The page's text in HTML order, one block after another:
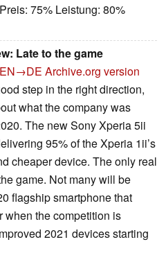
75% Leistung: 80%
Late to the game
EN→DE Archive.org version
step in the right direction,
what the company was
The new Sony Xperia 5ii
95% of the Xperia 1ii’s
cheaper device. The only real
game. Not many will be
flagship smartphone that
when the competition is
2021 devices starting